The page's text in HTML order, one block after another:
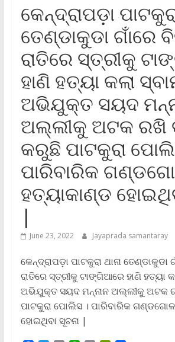
କେନ୍ଦ୍ରାପଡ଼ା
ତେଣ୍ଡାକୁଡା ଗାଁରେ
ରାତିରେ ସ୍ତ୍ରୀକୁ
ହାଣି ହତ୍ୟା କଲା
ଅଭିଯୁକ୍ତ ସୟଦ
ଅଲ୍ଲୀକୁ ଅଟକ ରଖି
କରୁଛି ପାଟକୁରା
ପାରିବାରିକ
ହତ୍ୟାକାଣ୍ଡ
|
June 23, 2022 Jayaprada samantaray
କେନ୍ଦ୍ରାପଡ଼ା ପାଟକୁରା ଥାନା
ରାତିରେ ସ୍ତ୍ରୀକୁ ଟାଙ୍ଗିଆରେ ହାଣି ହତ୍ୟା
ଅଭିଯୁକ୍ତ ସୟଦ ମନ୍ନାନ ଅଲ୍ଲୀକୁ ଅଟକ
ପାଟକୁରା ପୋଲିସ । ପାରିବାରିକ
ହୋଇଥିବା ସୂଚନା |